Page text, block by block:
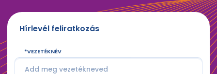
Hírlevél feliratkozás
VEZETÉKNÉV